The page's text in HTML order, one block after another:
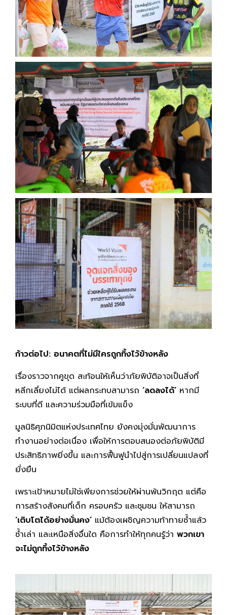
ก้าวต่อไป: อนาคตที่ไม่มีใครถูกทิ้งไว้ข้างหลัง
เรื่องราวจากคูขุด สะท้อนให้เห็นว่าภัยพิบัติอาจเป็นสิ่งที่
หลีกเลี่ยงไม่ได้ แต่ผลกระทบสามารถ ‘ลดลงได้’ หากมี
ระบบที่ดี และความร่วมมือที่เข้มแข็ง
มูลนิธิศุภนิมิตแห่งประเทศไทย ยังคงมุ่งมั่นพัฒนาการ
ทำงานอย่างต่อเนื่อง เพื่อให้การตอบสนองต่อภัยพิบัติมี
ประสิทธิภาพยิ่งขึ้น และการฟื้นฟูนำไปสู่การเปลี่ยนแปลงที่
ยั่งยืน
เพราะเป้าหมายไม่ใช่เพียงการช่วยให้ผ่านพ้นวิกฤต แต่คือ
การสร้างสังคมที่เด็ก ครอบครัว และชุมชน ให้สามารถ
‘เติบโตได้อย่างมั่นคง’ แม้ต้องเผชิญความท้าทายซ้ำแล้ว
ซ้ำเล่า และเหนือสิ่งอื่นใด คือการทำให้ทุกคนรู้ว่า พวกเขา
จะไม่ถูกทิ้งไว้ข้างหลัง